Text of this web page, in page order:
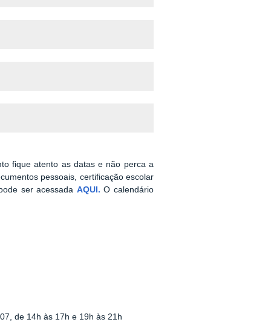
fique atento as datas e não perca a
pessoais, certificação escolar
ser acessada AQUI. O calendário
de 14h às 17h e 19h às 21h